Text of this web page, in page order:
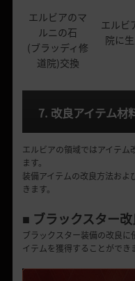
エルビアのマ
ルニの石
(ブラッディ修
道院)交換
エルビ
院に
7. 改良アイテム材
エルビアの領域ではアイテム
ます。
装備アイテムの改良方法お
きます。
■ ブラックスター
ブラックスター装備の改良
イテムを獲得することができ